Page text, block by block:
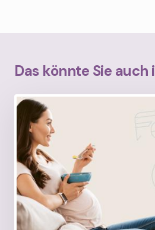
Das könnte Sie